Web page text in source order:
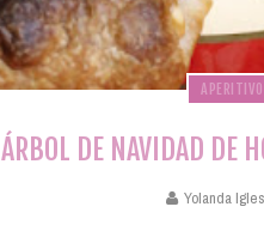
ÁRBOL DE NAVIDAD DE
Yolanda